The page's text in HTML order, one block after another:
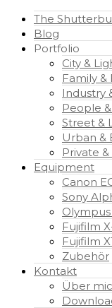
The
Blog
Portfolio
City &
Family &
Industry
People
Street &
Urban &
Private
Equipment
Canon
Sony
Olympus
Fujifilm
Fujifilm
Zubehör
Kontakt
Über